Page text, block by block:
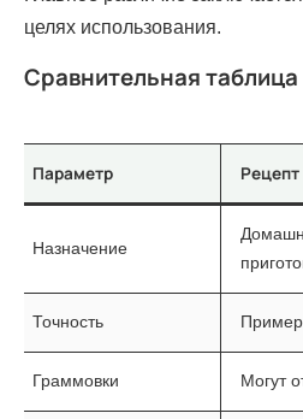
целях использования.
Сравнительная таблица
Параметр Рецепт
Назначение
Точность
Граммовки Могут